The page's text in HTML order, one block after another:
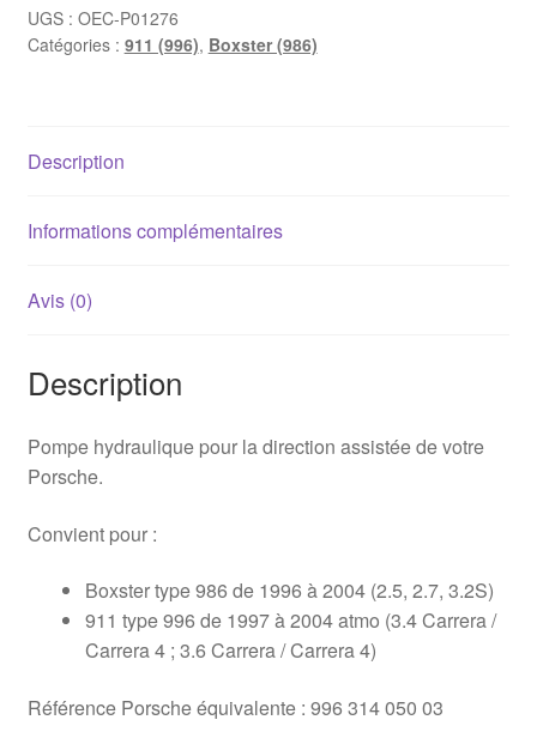
direction
assistée
986
UGS : OEC-P01276
Catégories : 911 (996), Boxster (986)
Description
Informations complémentaires
Avis (0)
Description
Pompe hydraulique pour la direction assistée de votre
Porsche.
Convient pour :
Boxster type 986 de 1996 à 2004 (2.5, 2.7, 3.2S)
911 type 996 de 1997 à 2004 atmo (3.4 Carrera /
Carrera 4 ; 3.6 Carrera / Carrera 4)
Référence Porsche équivalente : 996 314 050 03